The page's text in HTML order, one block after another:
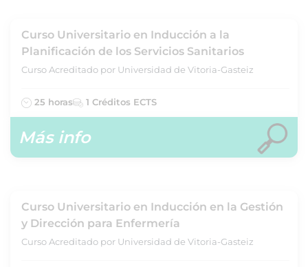
Curso Universitario en Inducción a la
Planificación de los Servicios Sanitarios
Curso Acreditado por Universidad de Vitoria-Gasteiz
25 horas 1 Créditos ECTS
Más info
Curso Universitario en Inducción en la Gestión
y Dirección para Enfermería
Curso Acreditado por Universidad de Vitoria-Gasteiz